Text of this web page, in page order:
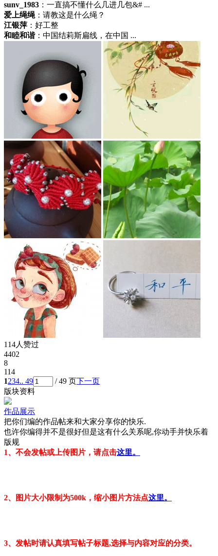
sunv_1983 ：一直搞不懂什么几进几包&# ...
爱上绳绳 ：请教这是什么绳？
江银萍 ：好工整
和睦和谐：中国结莉斯扁线，在中国 ...
114人赞过
4402
8
114
1234.. 49 / 49 页下一页
版块资料
作品展示
把你们编的作品帖来和大家分享你的快乐.
也许你编得并不是很好但是这有什么关系呢,你动手并快乐着
版规
1、不会发帖或 上传图片 ，请点击这里。
2、图片大小限制为500k ，缩小图片方法点这里。
3、发帖时请认真填写帖子标题,选择与内容对应的分类。